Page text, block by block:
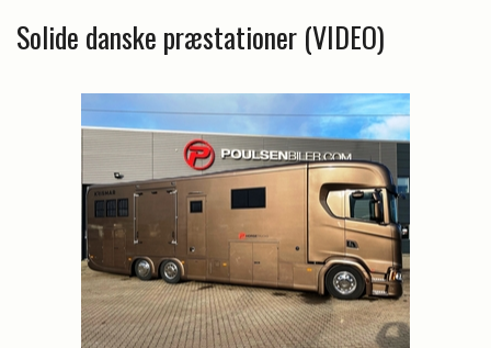
Solide danske præstationer (VIDEO)